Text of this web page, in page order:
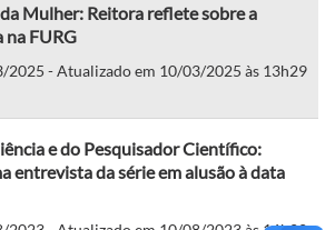
Mulher: Reitora reflete sobre a
na FURG
2025 - Atualizado em 10/03/2025 às 13h29
e do Pesquisador Científico:
entrevista da série em alusão à data